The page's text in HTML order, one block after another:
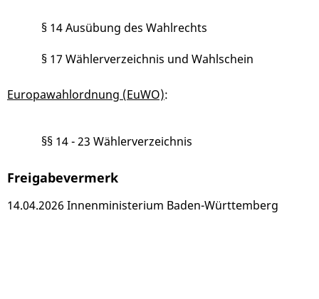
§ 14 Ausübung des Wahlrechts
§ 17 Wählerverzeichnis und Wahlschein
Europawahlordnung (EuWO):
§§ 14 - 23 Wählerverzeichnis
Freigabevermerk
14.04.2026 Innenministerium Baden-Württemberg